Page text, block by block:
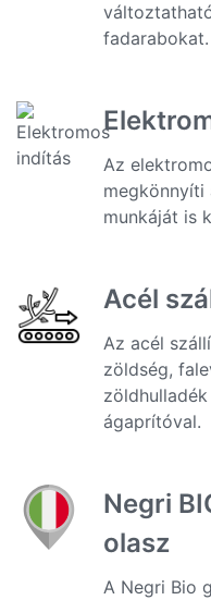
fadarabokat.
Az
megkönnyíti
munkáját is
Acél
Az acél
zöldség,
ágaprítóval.
Negri
olasz
A Negri Bio